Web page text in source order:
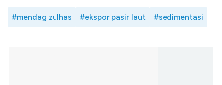
#mendag zulhas #ekspor pasir laut #sedimentasi